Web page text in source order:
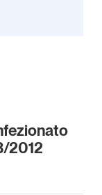
2012